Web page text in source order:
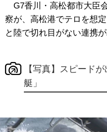
G7香川・高松都市大臣
察が、高松港でテロを想
と陸で切れ目がない連携
【写真】スピード
艇」